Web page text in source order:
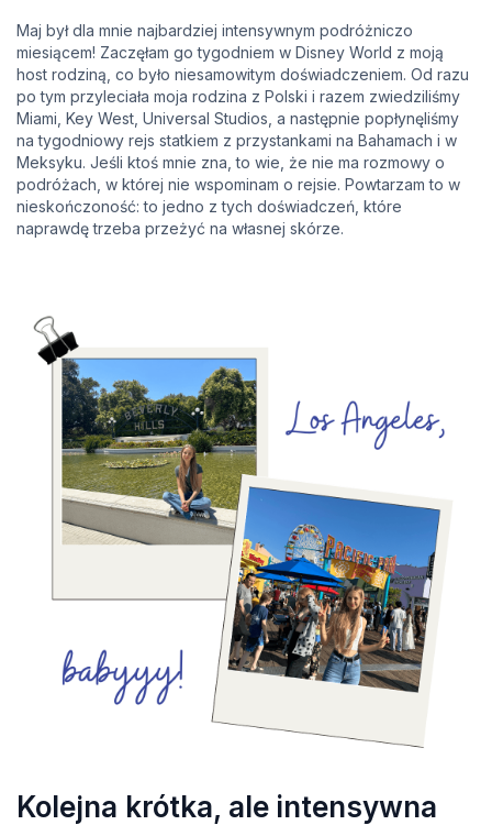
Maj był dla mnie najbardziej intensywnym podróżniczo
miesiącem! Zaczęłam go tygodniem w Disney World z moją
host rodziną, co było niesamowitym doświadczeniem. Od razu
po tym przyleciała moja rodzina z Polski i razem zwiedziliśmy
Miami, Key West, Universal Studios, a następnie popłynęliśmy
na tygodniowy rejs statkiem z przystankami na Bahamach i w
Meksyku. Jeśli ktoś mnie zna, to wie, że nie ma rozmowy o
podróżach, w której nie wspominam o rejsie. Powtarzam to w
nieskończoność: to jedno z tych doświadczeń, które
naprawdę trzeba przeżyć na własnej skórze.
Kolejna krótka, ale intensywna